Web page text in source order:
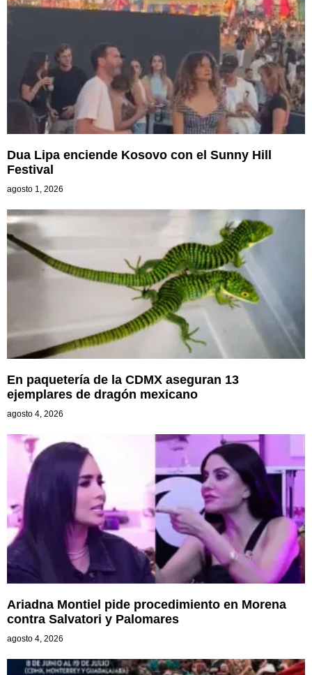
Dua Lipa enciende Kosovo con el Sunny Hill
Festival
agosto 1, 2026
En paquetería de la CDMX aseguran 13
ejemplares de dragón mexicano
agosto 4, 2026
Ariadna Montiel pide procedimiento en Morena
contra Salvatori y Palomares
agosto 4, 2026